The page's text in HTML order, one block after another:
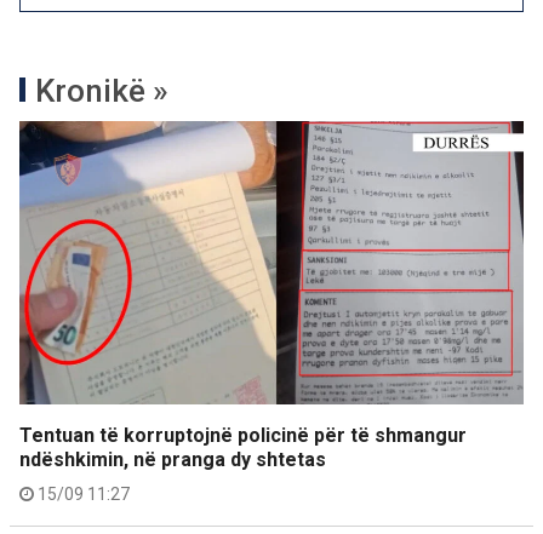
Kronikë »
Tentuan të korruptojnë policinë për të shmangur
ndëshkimin, në pranga dy shtetas
15/09 11:27